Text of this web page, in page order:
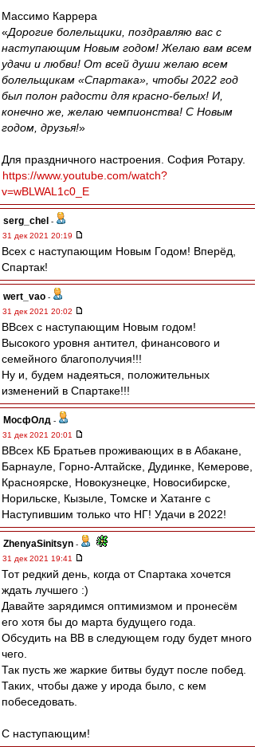
Массимо Каррера
«Дорогие болельщики, поздравляю вас с
наступающим Новым годом! Желаю вам всем
удачи и любви! От всей души желаю всем
болельщикам «Спартака», чтобы 2022 год
был полон радости для красно-белых! И,
конечно же, желаю чемпионства! С Новым
годом, друзья!»
Для праздничного настроения. София Ротару.
https://www.youtube.com/watch?
v=wBLWAL1c0_E
serg_chel -
31 дек 2021 20:19
Всех с наступающим Новым Годом! Вперёд,
Спартак!
wert_vao -
31 дек 2021 20:02
ВВсех с наступающим Новым годом!
Высокого уровня антител, финансового и
семейного благополучия!!!
Ну и, будем надеяться, положительных
изменений в Спартаке!!!
МосфОлд -
31 дек 2021 20:01
ВВсех КБ Братьев проживающих в в Абакане,
Барнауле, Горно-Алтайске, Дудинке, Кемерове,
Красноярске, Новокузнецке, Новосибирске,
Норильске, Кызыле, Томске и Хатанге с
Наступившим только что НГ! Удачи в 2022!
ZhenyaSinitsyn -
31 дек 2021 19:41
Тот редкий день, когда от Спартака хочется
ждать лучшего :)
Давайте зарядимся оптимизмом и пронесём
его хотя бы до марта будущего года.
Обсудить на ВВ в следующем году будет много
чего.
Так пусть же жаркие битвы будут после побед.
Таких, чтобы даже у ирода было, с кем
побеседовать.
С наступающим!